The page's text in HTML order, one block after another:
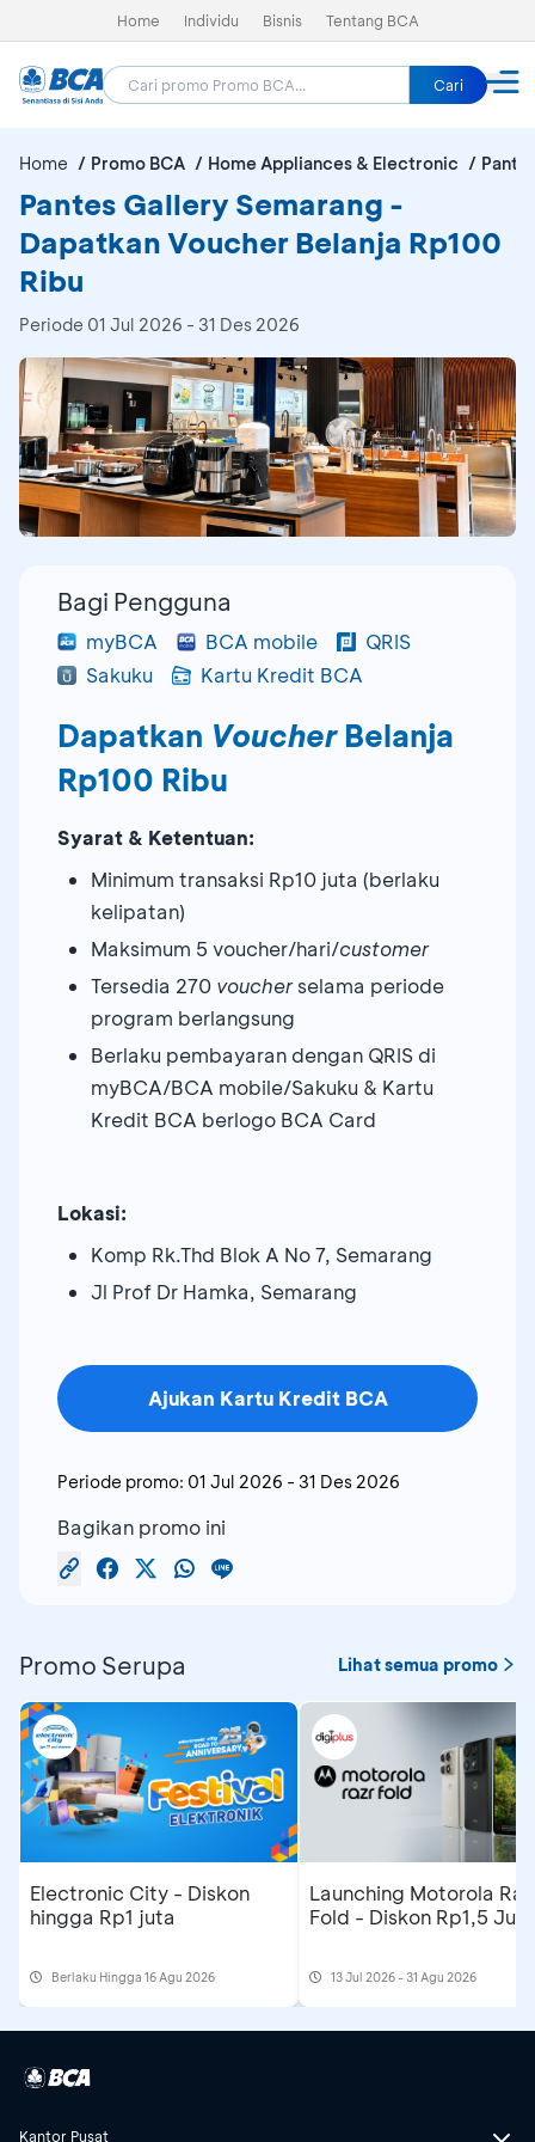
Home Individu Bisnis Tentang BCA
Cari
Home Promo BCA Home Appliances & Electronic
Pantes Gallery Semarang -
Dapatkan Voucher Belanja Rp100
Ribu
Periode 01 Jul 2026 - 31 Des 2026
Bagi Pengguna
myBCA BCA mobile
QRIS
Sakuku
Kartu Kredit BCA
Dapatkan Voucher Belanja
Rp100 Ribu
Syarat & Ketentuan:
Minimum transaksi Rp10 juta (berlaku
kelipatan)
Maksimum 5 voucher/hari/customer
Tersedia 270 voucherselama periode
program berlangsung
Berlaku pembayaran dengan QRIS di
myBCA/BCA mobile/Sakuku & Kartu
Kredit BCA berlogo BCA Card
Lokasi:
Komp Rk.Thd Blok A No 7, Semarang
Jl Prof Dr Hamka, Semarang
Ajukan Kartu Kredit BCA
Periode promo: 01 Jul 2026 - 31 Des 2026
Bagikan promo ini
Promo Serupa Lihat semua promo
Electronic City - Diskon
hingga Rp1 juta
Berlaku Hingga 16 Agu 2026
Launching Motorola
Fold - Diskon Rp1,5 Juta
13 Jul 2026 - 31 Agu 2026
Kantor Pusat